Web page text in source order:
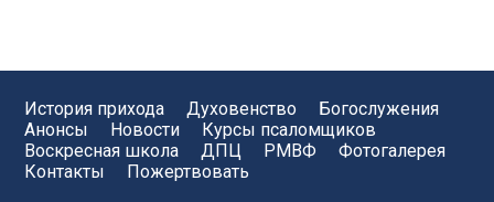
История прихода Духовенство
Богослужения
Анонсы
Новости
Курсы псаломщиков
Воскресная школа
ДПЦ РМВФ
Фотогалерея
Контакты
Пожертвовать